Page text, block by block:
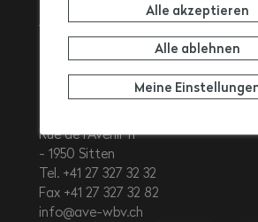
Walliser
Rue de l’Avenir 11
1950 Sitten
Tel. +41 27 327 32 32
Fax +41 27 327 32 82
info@ave-wbv.ch
Alle akzeptieren
Alle ablehnen
Meine